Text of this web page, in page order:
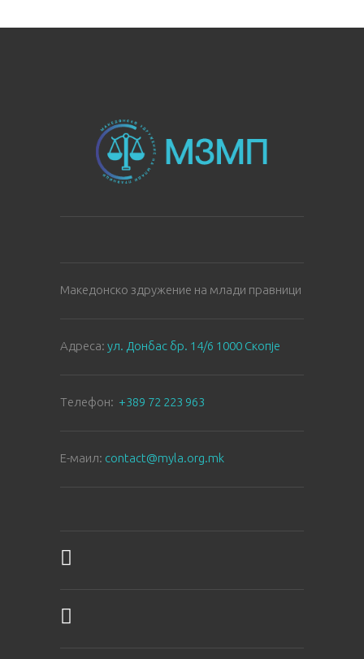
Македонско здружение на млади правници
Aдреса: ул. Донбас бр. 14/6 1000 Скопје
Tелефон: +389 72 223 963
E-маил: contact@myla.org.mk